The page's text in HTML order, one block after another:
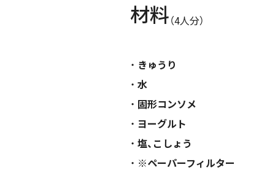
材料 （4人分）
きゅうり
水
固形コンソメ
ヨーグルト
塩、こしょう
※ペーパーフィルター